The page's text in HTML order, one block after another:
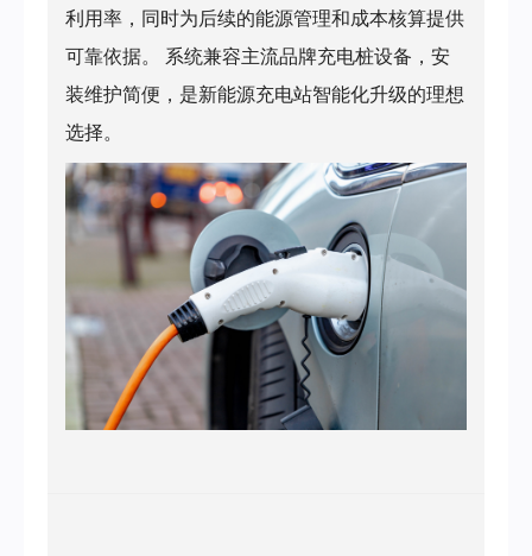
利用率，同时为后续的能源管理和成本核算提供
可靠依据。 系统兼容主流品牌充电桩设备，安
装维护简便，是新能源充电站智能化升级的理想
选择。